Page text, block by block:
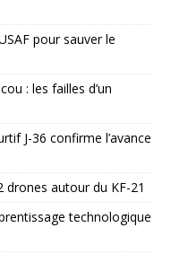
pour sauver le
: les failles d’un
J-36 confirme l’avance
drones autour du KF-21
technologique